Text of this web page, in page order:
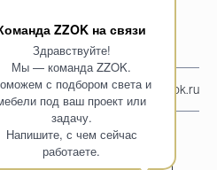
ZZOK на связи
Здравствуйте!
Мы — команда ZZOK.
с подбором света и
под ваш проект или
задачу.
Напишите, с чем сейчас
работаете.
info@zzok.ru
cookie-файлы
файлы для наилучшего
сайта. Продолжая
вы соглашаетесь на
файлов
Принять